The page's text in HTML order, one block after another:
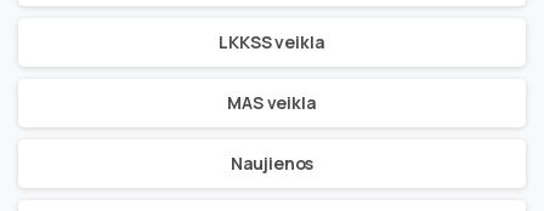
LKKSS veikla
MAS veikla
Naujienos